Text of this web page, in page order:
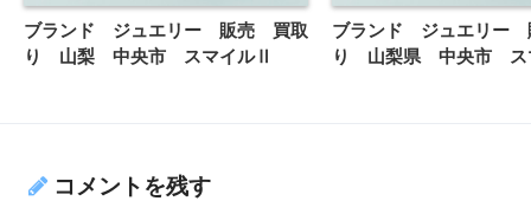
ブランド ジュエリー 販売 買取
り 山梨 中央市 スマイルⅡ
ブランド ジュエリー
り 山梨県 中央市 ス
コメントを残す